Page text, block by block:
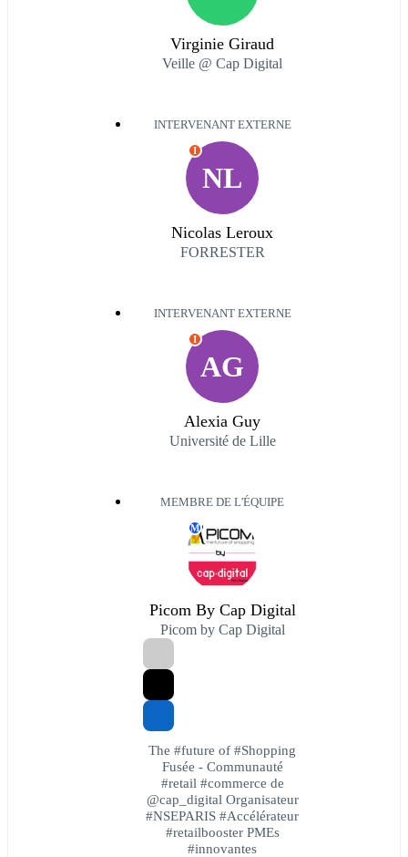
Virginie Giraud
Veille @ Cap Digital
INTERVENANT EXTERNE
NL
I
Nicolas Leroux
FORRESTER
INTERVENANT EXTERNE
AG
I
Alexia Guy
Université de Lille
MEMBRE DE L'ÉQUIPE
M
Picom By Cap Digital
Picom by Cap Digital
The #future of #Shopping
Fusée - Communauté
#retail #commerce de
@cap_digital Organisateur
#NSEPARIS #Accélérateur
#retailbooster PMEs
#innovantes